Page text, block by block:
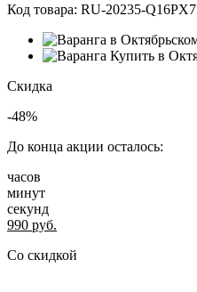
Код товара: RU-20235-Q16PX7
Скидка
-48%
До конца акции осталось:
часов
минут
секунд
990 руб.
Со скидкой